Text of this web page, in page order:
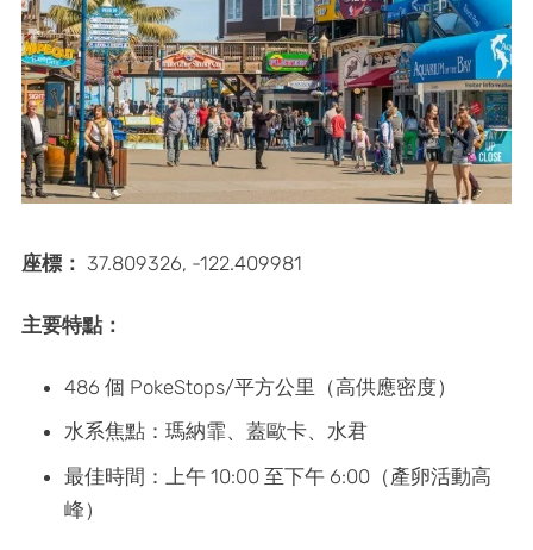
座標： 37.809326, -122.409981
主要特點：
486 個 PokeStops/平方公里（高供應密度）
水系焦點：瑪納霏、蓋歐卡、水君
最佳時間：上午 10:00 至下午 6:00（產卵活動高
峰）